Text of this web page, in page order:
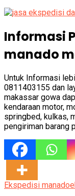
Informasi
manado
Untuk Informasi
0811403155 dan
makassar gowa
kendaraan motor,
springbed, kulkas,
pengiriman barang
Ekspedisi manado